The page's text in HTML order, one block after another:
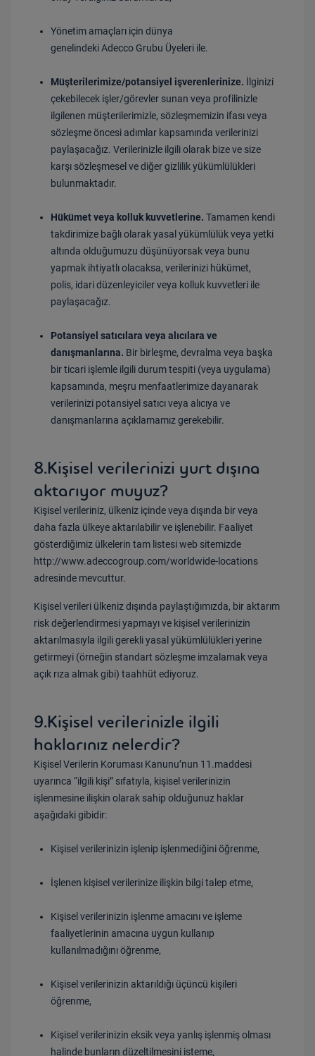
Yönetim amaçları için dünya
genelindeki Adecco Grubu Üyeleri ile.
Müşterilerimize/potansiyel işverenlerinize. İlginizi
çekebilecek işler/görevler sunan veya profilinizle
ilgilenen müşterilerimizle, sözleşmemizin ifası veya
sözleşme öncesi adımlar kapsamında verilerinizi
paylaşacağız. Verilerinizle ilgili olarak bize ve size
karşı sözleşmesel ve diğer gizlilik yükümlülükleri
bulunmaktadır.
Hükümet veya kolluk kuvvetlerine. Tamamen kendi
takdirimize bağlı olarak yasal yükümlülük veya yetki
altında olduğumuzu düşünüyorsak veya bunu
yapmak ihtiyatlı olacaksa, verilerinizi hükümet,
polis, idari düzenleyiciler veya kolluk kuvvetleri ile
paylaşacağız.
Potansiyel satıcılara veya alıcılara ve
danışmanlarına. Bir birleşme, devralma veya başka
bir ticari işlemle ilgili durum tespiti (veya uygulama)
kapsamında, meşru menfaatlerimize dayanarak
verilerinizi potansiyel satıcı veya alıcıya ve
danışmanlarına açıklamamız gerekebilir.
8.Kişisel verilerinizi yurt dışına
aktarıyor muyuz?
Kişisel verileriniz, ülkeniz içinde veya dışında bir veya
daha fazla ülkeye aktarılabilir ve işlenebilir. Faaliyet
gösterdiğimiz ülkelerin tam listesi web sitemizde
http://www.adeccogroup.com/worldwide-locations
adresinde mevcuttur.
Kişisel verileri ülkeniz dışında paylaştığımızda, bir aktarım
risk değerlendirmesi yapmayı ve kişisel verilerinizin
aktarılmasıyla ilgili gerekli yasal yükümlülükleri yerine
getirmeyi (örneğin standart sözleşme imzalamak veya
açık rıza almak gibi) taahhüt ediyoruz.
9.Kişisel verilerinizle ilgili
haklarınız nelerdir?
Kişisel Verilerin Koruması Kanunu’nun 11.maddesi
uyarınca “ilgili kişi” sıfatıyla, kişisel verilerinizin
işlenmesine ilişkin olarak sahip olduğunuz haklar
aşağıdaki gibidir:
Kişisel verilerinizin işlenip işlenmediğini öğrenme,
İşlenen kişisel verilerinize ilişkin bilgi talep etme,
Kişisel verilerinizin işlenme amacını ve işleme
faaliyetlerinin amacına uygun kullanıp
kullanılmadığını öğrenme,
Kişisel verilerinizin aktarıldığı üçüncü kişileri
öğrenme,
Kişisel verilerinizin eksik veya yanlış işlenmiş olması
halinde bunların düzeltilmesini isteme,